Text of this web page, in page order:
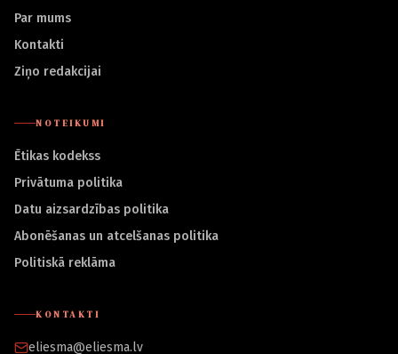
Par mums
Kontakti
Ziņo redakcijai
NOTEIKUMI
Ētikas kodekss
Privātuma politika
Datu aizsardzības politika
Abonēšanas un atcelšanas politika
Politiskā reklāma
KONTAKTI
eliesma@eliesma.lv